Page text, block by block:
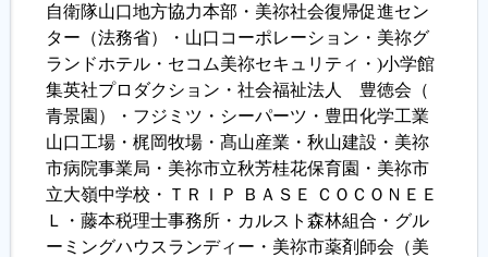
自衛隊山口地方協力本部・美祢社会復帰促進セン
ター（法務省）・山口コーポレーション・美祢グ
ランドホテル・セコム美祢セキュリティ・)小学館
集英社プロダクション・社会福祉法人 豊徳会（
青景園）・フジミツ・シーパーツ・豊田化学工業
山口工場・梶岡牧場・髙山産業・秋山建設・美祢
市病院事業局・美祢市立秋芳桂花保育園・美祢市
立大嶺中学校・ＴＲＩＰ ＢＡＳＥ ＣＯＣＯＮＥＥ
Ｌ・藤本税理士事務所・カルスト森林組合・グル
ーミングハウスランディー・美祢市薬剤師会（美